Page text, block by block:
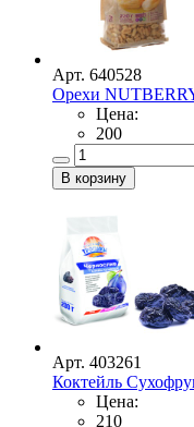
Арт. 640528
Орехи
Цена:
200
Арт. 403261
Коктейль
Цена:
210